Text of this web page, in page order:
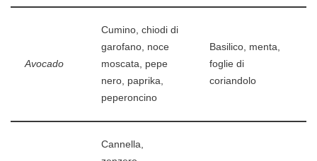
Avocado
Cumino, chiodi di
garofano, noce
moscata, pepe
nero, paprika,
peperoncino
Basilico, menta,
foglie di
coriandolo
Cannella,